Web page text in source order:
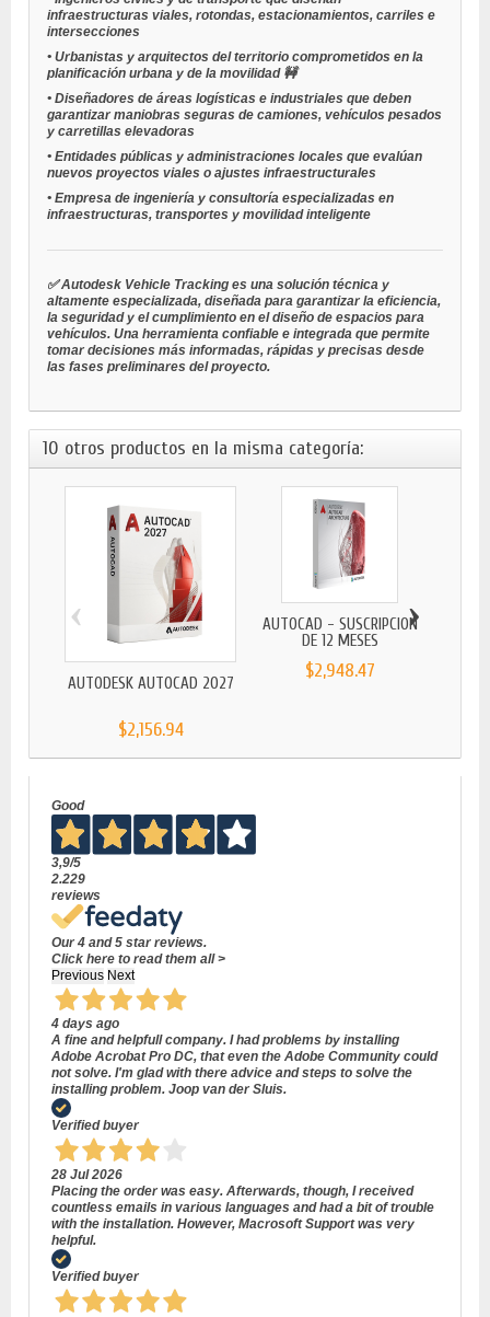
infraestructuras viales, rotondas, estacionamientos, carriles e
intersecciones
• Urbanistas y arquitectos del territorio comprometidos en la
planificación urbana y de la movilidad 🚧
• Diseñadores de áreas logísticas e industriales que deben
garantizar maniobras seguras de camiones, vehículos pesados
y carretillas elevadoras
• Entidades públicas y administraciones locales que evalúan
nuevos proyectos viales o ajustes infraestructurales
• Empresa de ingeniería y consultoría especializadas en
infraestructuras, transportes y movilidad inteligente
✅ Autodesk Vehicle Tracking es una solución técnica y
altamente especializada, diseñada para garantizar la eficiencia,
la seguridad y el cumplimiento en el diseño de espacios para
vehículos. Una herramienta confiable e integrada que permite
tomar decisiones más informadas, rápidas y precisas desde
las fases preliminares del proyecto.
10 otros productos en la misma categoría:
AUTODESK AUTOCAD 2027
$2,156.94
AUTOCAD - SUSCRIPCIÓN
DE 12 MESES
$2,948.47
‹ ›
Good
3,9/5
2.229
reviews
Our 4 and 5 star reviews.
Click here to read them all >
Previous Next
4 days ago
A fine and helpfull company. I had problems by installing
Adobe Acrobat Pro DC, that even the Adobe Community could
not solve. I'm glad with there advice and steps to solve the
installing problem. Joop van der Sluis.
Verified buyer
28 Jul 2026
Placing the order was easy. Afterwards, though, I received
countless emails in various languages and had a bit of trouble
with the installation. However, Macrosoft Support was very
helpful.
Verified buyer